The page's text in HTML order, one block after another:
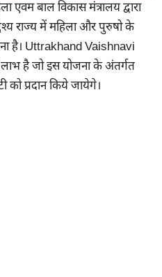
एवम बाल विकास मंत्रालय द्वारा
राज्य में महिला और पुरुषो के
है। Uttrakhand Vaishnavi
है जो इस योजना के अंतर्गत
को प्रदान किये जायेगे।